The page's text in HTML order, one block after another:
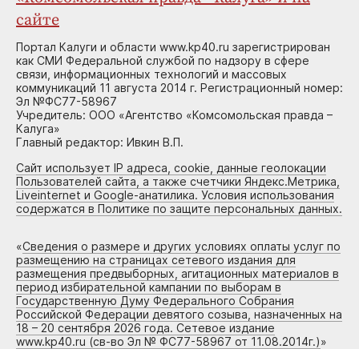
сайте
Портал Калуги и области www.kp40.ru зарегистрирован
как СМИ Федеральной службой по надзору в сфере
связи, информационных технологий и массовых
коммуникаций 11 августа 2014 г. Регистрационный номер:
Эл №ФС77-58967
Учредитель: ООО «Агентство «Комсомольская правда –
Калуга»
Главный редактор: Ивкин В.П.
Сайт использует IP адреса, cookie, данные геолокации
Пользователей сайта, а также счетчики Яндекс.Метрика,
Liveinternet и Google-анатилика. Условия использования
содержатся в Политике по защите персональных данных.
«Сведения о размере и других условиях оплаты услуг по
размещению на страницах сетевого издания для
размещения предвыборных, агитационных материалов в
период избирательной кампании по выборам в
Государственную Думу Федерального Собрания
Российской Федерации девятого созыва, назначенных на
18 – 20 сентября 2026 года. Сетевое издание
www.kp40.ru (св-во Эл № ФС77-58967 от 11.08.2014г.)»